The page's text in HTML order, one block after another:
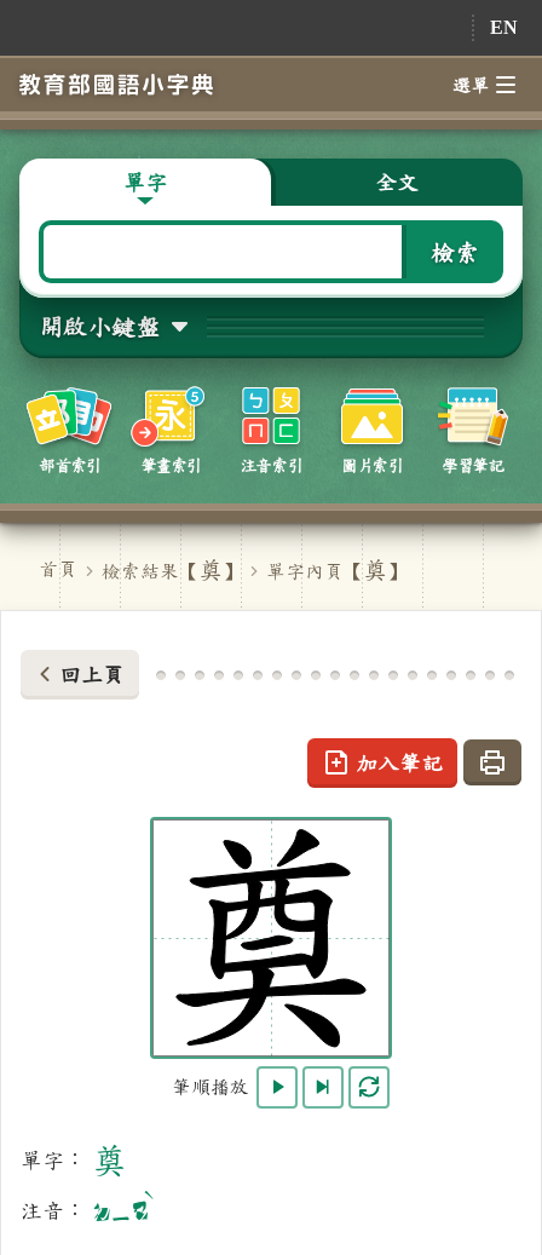
EN
選單
單字 全文
檢索
開啟小鍵盤
部首索引 筆畫索引 注音索引 圖片索引 學習筆記
首頁 檢索結果【 奠 】 單字內頁【奠 】
回上頁
加入筆記
列印
筆順播放 開始播放逐筆播放重複播放
單字： 奠
注音： ㄉㄧㄢˋ